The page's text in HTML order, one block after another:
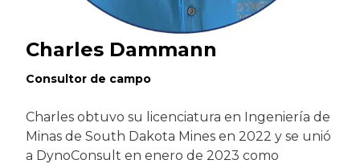
Charles Dammann
Consultor de campo
Charles obtuvo su licenciatura en Ingeniería de
Minas de South Dakota Mines en 2022 y se unió
a DynoConsult en enero de 2023 como